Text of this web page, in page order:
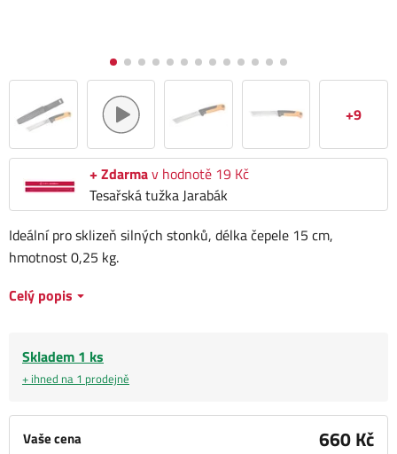
+9
+ Zdarmav hodnotě 19 Kč
Tesařská tužka Jarabák
Vaše cena 660 Kč
Ideální pro sklizeň silných stonků, délka čepele 15 cm,
hmotnost 0,25 kg.
Celý popis
Skladem 1 ks
+ ihned na 1 prodejně